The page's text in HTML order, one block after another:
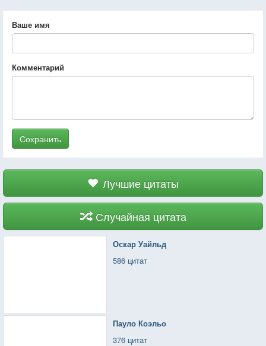
Ваше имя
Комментарий
Сохранить
Лучшие цитаты
Случайная цитата
Оскар Уайльд
586 цитат
Пауло Коэльо
376 цитат